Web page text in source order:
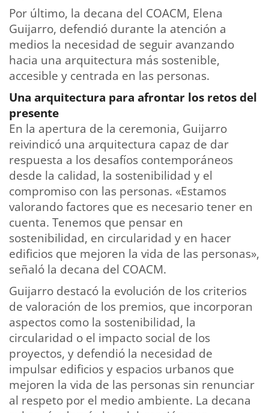
Por último, la decana del COACM, Elena
Guijarro, defendió durante la atención a
medios la necesidad de seguir avanzando
hacia una arquitectura más sostenible,
accesible y centrada en las personas.
Una arquitectura para afrontar los retos del
presente
En la apertura de la ceremonia, Guijarro
reivindicó una arquitectura capaz de dar
respuesta a los desafíos contemporáneos
desde la calidad, la sostenibilidad y el
compromiso con las personas. «Estamos
valorando factores que es necesario tener en
cuenta. Tenemos que pensar en
sostenibilidad, en circularidad y en hacer
edificios que mejoren la vida de las personas»,
señaló la decana del COACM.
Guijarro destacó la evolución de los criterios
de valoración de los premios, que incorporan
aspectos como la sostenibilidad, la
circularidad o el impacto social de los
proyectos, y defendió la necesidad de
impulsar edificios y espacios urbanos que
mejoren la vida de las personas sin renunciar
al respeto por el medio ambiente. La decana